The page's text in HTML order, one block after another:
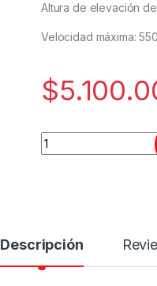
Altura de elevación
Velocidad máxima:
$
W4-UT-01/02/03/
Descripción